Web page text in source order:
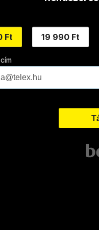
Ft 19 990 Ft